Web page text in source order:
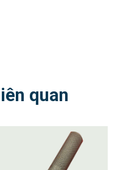
quan